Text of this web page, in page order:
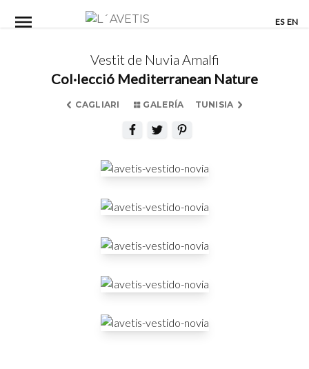
ES EN
Vestit de Nuvia Amalfi
Col·lecció Mediterranean Nature
CAGLIARI GALERÍA TUNISIA